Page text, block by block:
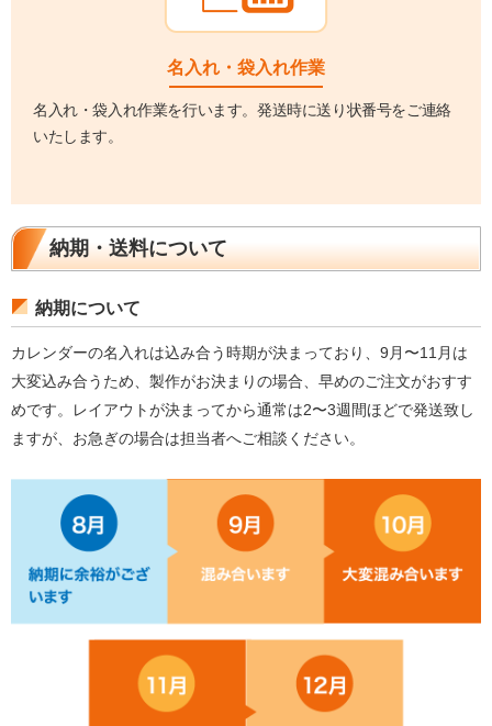
名入れ・袋入れ作業
名入れ・袋入れ作業を行います。発送時に送り状番号をご連絡
いたします。
納期・送料について
納期について
カレンダーの名入れは込み合う時期が決まっており、9月〜11月は
大変込み合うため、製作がお決まりの場合、早めのご注文がおすす
めです。レイアウトが決まってから通常は2〜3週間ほどで発送致し
ますが、お急ぎの場合は担当者へご相談ください。